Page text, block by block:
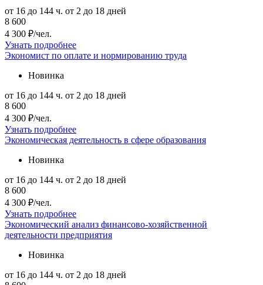
от 16 до 144 ч. от 2 до 18 дней
8 600
4 300 ₽/чел.
Узнать подробнее
Экономист по оплате и нормированию труда
Новинка
от 16 до 144 ч. от 2 до 18 дней
8 600
4 300 ₽/чел.
Узнать подробнее
Экономическая деятельность в сфере образования
Новинка
от 16 до 144 ч. от 2 до 18 дней
8 600
4 300 ₽/чел.
Узнать подробнее
Экономический анализ финансово-хозяйственной
деятельности предприятия
Новинка
от 16 до 144 ч. от 2 до 18 дней